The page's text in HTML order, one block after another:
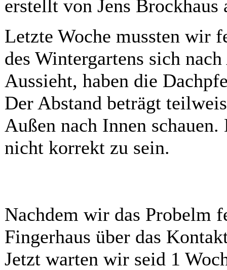
erstellt von Jens Brockhaus
Letzte Woche mussten wir
des Wintergartens sich
Aussieht, haben die
Der Abstand beträgt
Außen nach Innen
nicht korrekt zu sein.
Nachdem wir das Probelm
Fingerhaus über das
Jetzt warten wir seid 1